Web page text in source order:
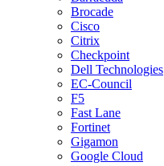
Brocade
Cisco
Citrix
Checkpoint
Dell Technologies
EC-Council
F5
Fast Lane
Fortinet
Gigamon
Google Cloud